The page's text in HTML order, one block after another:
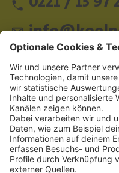
Schnellzugriff
SOCIAL